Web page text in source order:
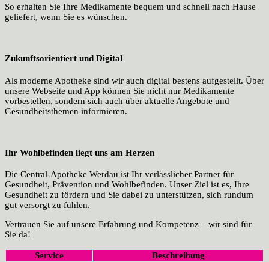
So erhalten Sie Ihre Medikamente bequem und schnell nach Hause
geliefert, wenn Sie es wünschen.
Zukunftsorientiert und Digital
Als moderne Apotheke sind wir auch digital bestens aufgestellt. Über
unsere Webseite und App können Sie nicht nur Medikamente
vorbestellen, sondern sich auch über aktuelle Angebote und
Gesundheitsthemen informieren.
Ihr Wohlbefinden liegt uns am Herzen
Die Central-Apotheke Werdau ist Ihr verlässlicher Partner für
Gesundheit, Prävention und Wohlbefinden. Unser Ziel ist es, Ihre
Gesundheit zu fördern und Sie dabei zu unterstützen, sich rundum
gut versorgt zu fühlen.
Vertrauen Sie auf unsere Erfahrung und Kompetenz – wir sind für
Sie da!
Service Beschreibung